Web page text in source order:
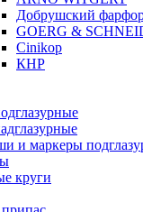
Добрушский
GOERG &
Cinikop
КНР
и маркеры
круги